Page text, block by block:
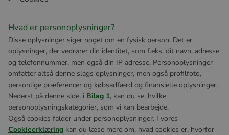
Hvad er personoplysninger?
Disse oplysninger siger noget om en fysisk person. Det er
oplysninger, der vedrører din identitet, som f.eks. dit navn, adresse
og telefonnummer, men også din IP adresse. Personoplysninger
omfatter altså denne slags oplysninger, men også profilfoto,
personlige præferencer og købsadfærd og finansielle oplysninger.
Nederst på denne side, i Bilag 1, kan du se, hvilke
personoplysningskategorier, som vi kan bearbejde.
Også cookies falder under personoplysninger. I vores
Cookieerklæring kan du læse mere om, hvad cookies er, hvorfor